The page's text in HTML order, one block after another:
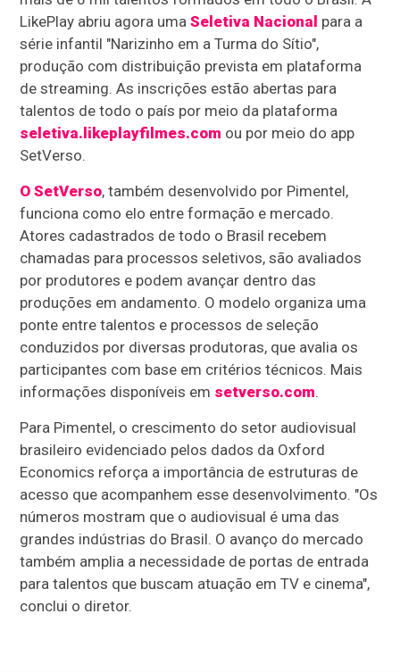
LikePlay abriu agora umaSeletiva Nacional para a
série infantil "Narizinho em a Turma do Sítio",
produção com distribuição prevista em plataforma
de streaming. As inscrições estão abertas para
talentos de todo o país por meio da plataforma
seletiva.likeplayfilmes.com ou por meio do app
SetVerso.
O SetVerso, também desenvolvido por Pimentel,
funciona como elo entre formação e mercado.
Atores cadastrados de todo o Brasil recebem
chamadas para processos seletivos, são avaliados
por produtores e podem avançar dentro das
produções em andamento. O modelo organiza uma
ponte entre talentos e processos de seleção
conduzidos por diversas produtoras, que avalia os
participantes com base em critérios técnicos. Mais
informações disponíveis em setverso.com.
Para Pimentel, o crescimento do setor audiovisual
brasileiro evidenciado pelos dados da Oxford
Economics reforça a importância de estruturas de
acesso que acompanhem esse desenvolvimento. "Os
números mostram que o audiovisual é uma das
grandes indústrias do Brasil. O avanço do mercado
também amplia a necessidade de portas de entrada
para talentos que buscam atuação em TV e cinema",
conclui o diretor.